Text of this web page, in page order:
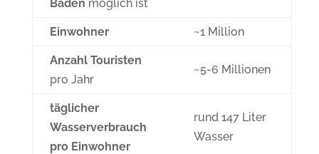
Baden möglich ist
Einwohner ~1 Million
Anzahl Touristen
pro Jahr
~5-6 Millionen
täglicher
Wasserverbrauch
pro Einwohner
rund 147 Liter
Wasser